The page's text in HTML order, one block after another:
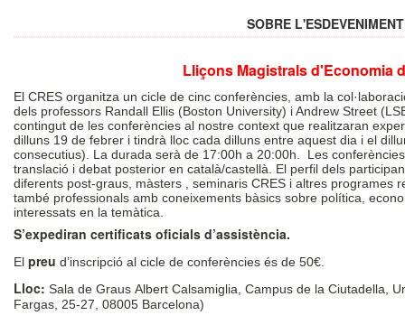
SOBRE L'ESDEVENIMENT
Lliçons Magistrals d'Economia
El CRES organitza un cicle de cinc conferències, amb la
dels professors Randall Ellis (Boston University) i Andrew Street
contingut de les conferències al nostre context que realitzaran
dilluns 19 de febrer i tindrà lloc cada dilluns entre aquest dia i el
consecutius). La durada serà de 17:00h a 20:00h. Les
translació i debat posterior en català/castellà. El perfil dels
diferents post-graus, màsters , seminaris CRES i altres programes
també professionals amb coneixements bàsics sobre política,
interessats en la temàtica.
S’expediran certificats oficials d’assistència.
El preu d’inscripció al cicle de conferències és de 50€.
Lloc: Sala de Graus Albert Calsamiglia, Campus de la Ciutadella,
Fargas, 25-27, 08005 Barcelona)